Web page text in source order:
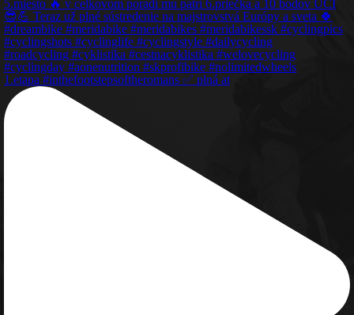
1.etapa #inthefootstepsoftheromans ✅️ plná at